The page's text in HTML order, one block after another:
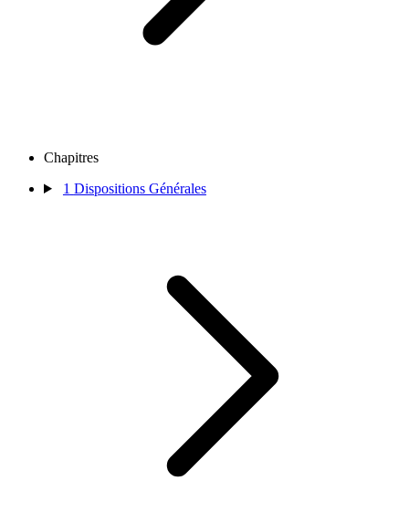
Chapitres
1 Dispositions Générales